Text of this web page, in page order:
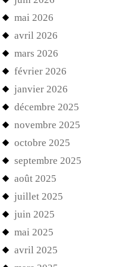
mai 2026
avril 2026
mars 2026
février 2026
janvier 2026
décembre 2025
novembre 2025
octobre 2025
septembre 2025
août 2025
juillet 2025
juin 2025
mai 2025
avril 2025